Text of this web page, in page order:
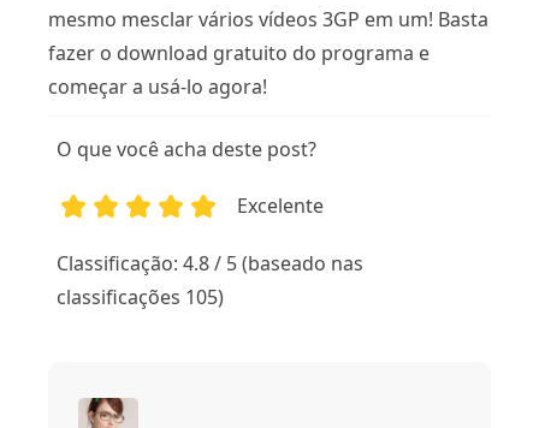
mesmo mesclar vários vídeos 3GP em um! Basta
fazer o download gratuito do programa e
começar a usá-lo agora!
O que você acha deste post?
Excelente
Classificação: 4.8 / 5 (baseado nas
classificações 105)